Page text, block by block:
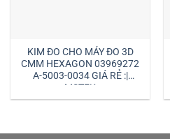
KIM ĐO CHO MÁY ĐO 3D
CMM HEXAGON 03969272
A-5003-0034 GIÁ RẺ :|
MSTEK